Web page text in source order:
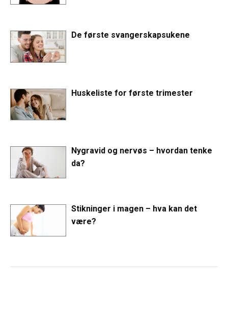
De første svangerskapsukene
Huskeliste for første trimester
Nygravid og nervøs – hvordan tenke
da?
Stikninger i magen – hva kan det
være?